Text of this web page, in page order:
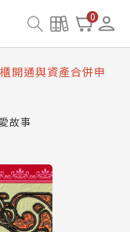
0
併與書櫃開通申請
題
開通與資產合併申
併與書櫃開通申請
故事